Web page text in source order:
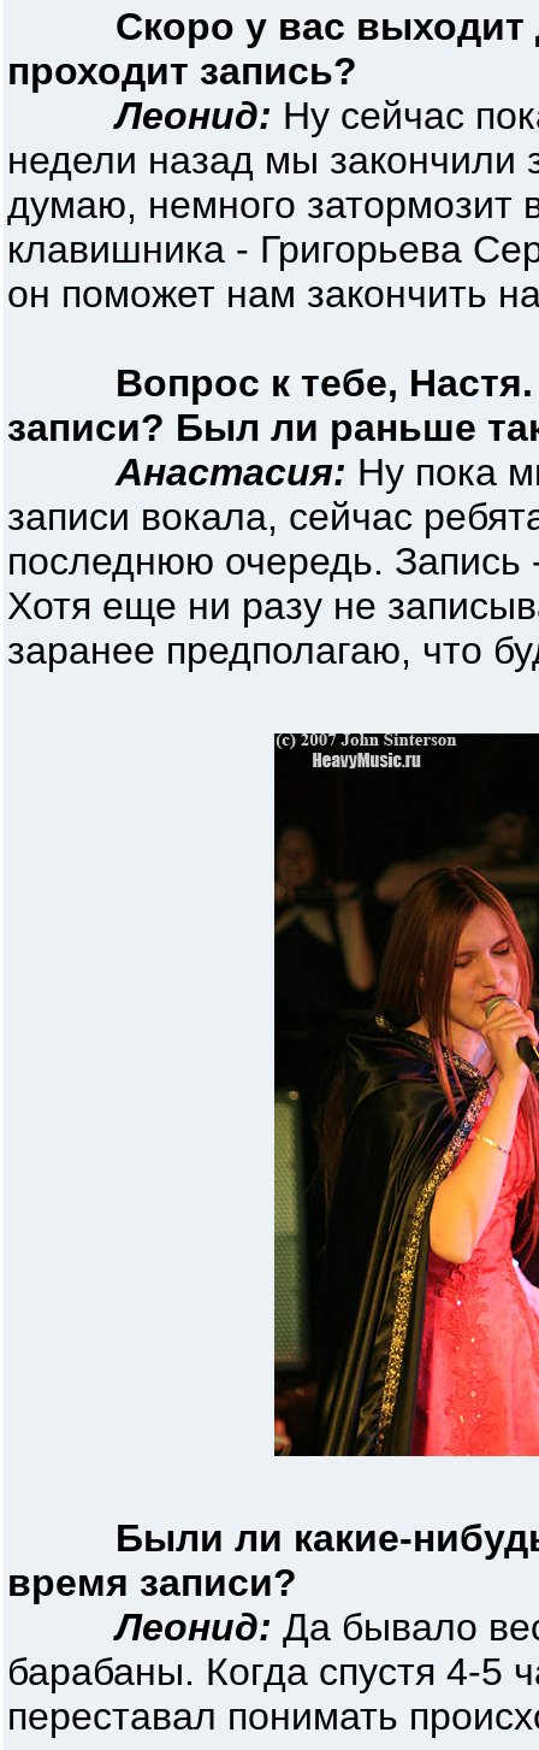
Скоро у вас
проходит запись?
Леонид: Ну сейчас
недели назад мы закончили
думаю, немного затормозит
клавишника - Григорьева
он поможет нам закончить
Вопрос к тебе,
записи? Был ли раньше
Анастасия: Ну пока
записи вокала, сейчас
последнюю очередь. Запись
Хотя еще ни разу не
заранее предполагаю, что
Были ли какие-
время записи?
Леонид: Да бывало
барабаны. Когда спустя 4-5
переставал понимать